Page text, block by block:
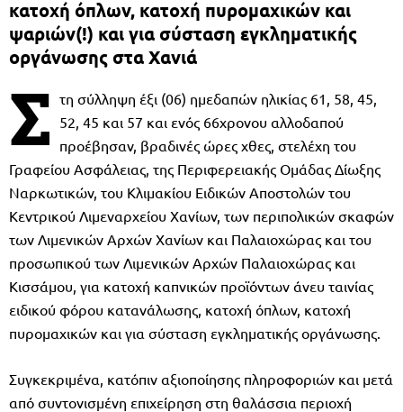
κατοχή όπλων, κατοχή πυρομαχικών και
ψαριών(!) και για σύσταση εγκληματικής
οργάνωσης στα Χανιά
Σ τη σύλληψη έξι (06) ημεδαπών ηλικίας 61, 58, 45,
52, 45 και 57 και ενός 66χρονου αλλοδαπού
προέβησαν, βραδινές ώρες χθες, στελέχη του
Γραφείου Ασφάλειας, της Περιφερειακής Ομάδας Δίωξης
Ναρκωτικών, του Κλιμακίου Ειδικών Αποστολών του
Κεντρικού Λιμεναρχείου Χανίων, των περιπολικών σκαφών
των Λιμενικών Αρχών Χανίων και Παλαιοχώρας και του
προσωπικού των Λιμενικών Αρχών Παλαιοχώρας και
Κισσάμου, για κατοχή καπνικών προϊόντων άνευ ταινίας
ειδικού φόρου κατανάλωσης, κατοχή όπλων, κατοχή
πυρομαχικών και για σύσταση εγκληματικής οργάνωσης.
Συγκεκριμένα, κατόπιν αξιοποίησης πληροφοριών και μετά
από συντονισμένη επιχείρηση στη θαλάσσια περιοχή